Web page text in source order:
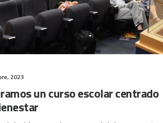
2023
un curso escolar centrado